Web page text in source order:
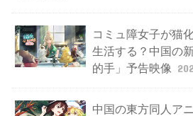
コミュ障女子が猫
生活する？中国の
的手」予告映像
中国の東方同人ア